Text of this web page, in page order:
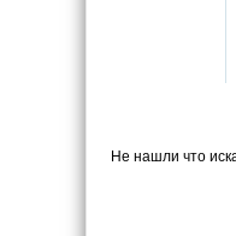
Не нашли что